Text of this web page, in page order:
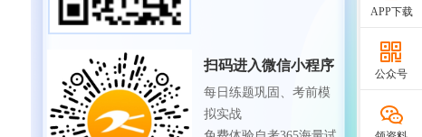
扫码进入微信小程序
每日练题巩固、考前模
拟实战
APP下载
公众号